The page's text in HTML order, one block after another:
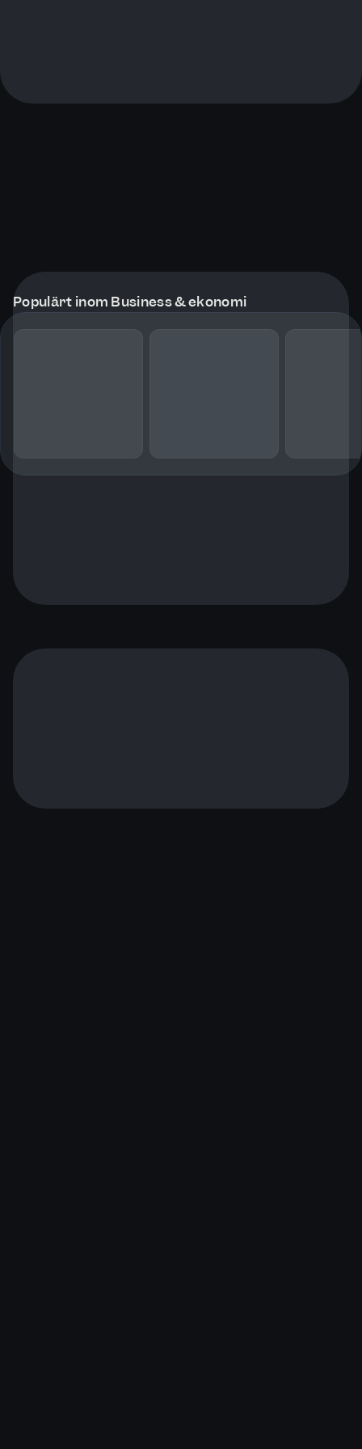
Populärt inom Business & ekonomi